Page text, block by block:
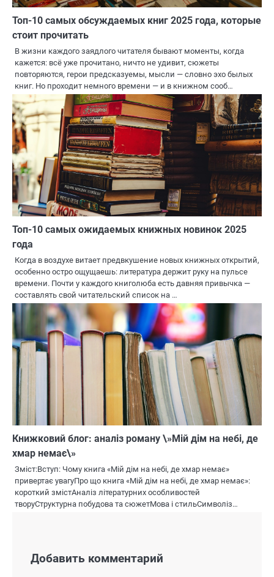
Топ-10 самых обсуждаемых книг 2025 года, которые
стоит прочитать
В жизни каждого заядлого читателя бывают моменты, когда
кажется: всё уже прочитано, ничто не удивит, сюжеты
повторяются, герои предсказуемы, мысли — словно эхо былых
книг. Но проходит немного времени — и в книжном сооб…
Топ-10 самых ожидаемых книжных новинок 2025
года
Когда в воздухе витает предвкушение новых книжных открытий,
особенно остро ощущаешь: литература держит руку на пульсе
времени. Почти у каждого книголюба есть давняя привычка —
составлять свой читательский список на …
Книжковий блог: аналіз роману \»Мій дім на небі, де
хмар немає\»
Зміст:Вступ: Чому книга «Мій дім на небі, де хмар немає»
привертає увагуПро що книга «Мій дім на небі, де хмар немає»:
короткий змістАналіз літературних особливостей
творуСтруктурна побудова та сюжетМова і стильСимволіз…
Добавить комментарий